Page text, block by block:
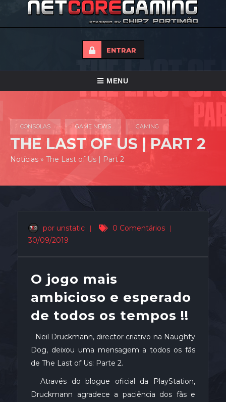
ENTRAR
ALTERNAR
NAVEGAÇÃO
MENU
TORNEIOS
NOTICIAS
CONTACTO
CONSOLAS GAME NEWS GAMING
THE LAST OF US | PART 2
Notícias » The Last of Us | Part 2
por unstatic | 0 Comentários
|
30/09/2019
O jogo mais
ambicioso e esperado
de todos os tempos !!
Neil Druckmann, director criativo na Naughty
Dog, deixou uma mensagem a todos os fãs
de The Last of Us: Parte 2.
Através do blogue oficial da PlayStation,
Druckmann agradece a paciência dos fãs e